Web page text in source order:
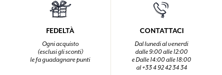
FEDELTÀ
Ogni acquisto
(esclusi gli sconti)
le fa guadagnare punti
CONTATTACI
Dal lunedi al venerdi
dalle 9:00 alle 12:00
e Dalle 14:00 alle 18:00
al +33 4 92 42 34 34